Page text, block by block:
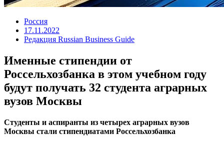
Россия
17.11.2022
Редакция Russian Business Guide
Именные стипендии от
Россельхозбанка в этом учебном году
будут получать 32 студента аграрных
вузов Москвы
Студенты и аспиранты из четырех аграрных вузов
Москвы стали стипендиатами Россельхозбанка